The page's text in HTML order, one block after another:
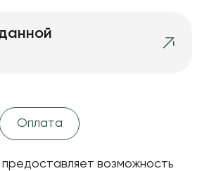
Оплата
возможность